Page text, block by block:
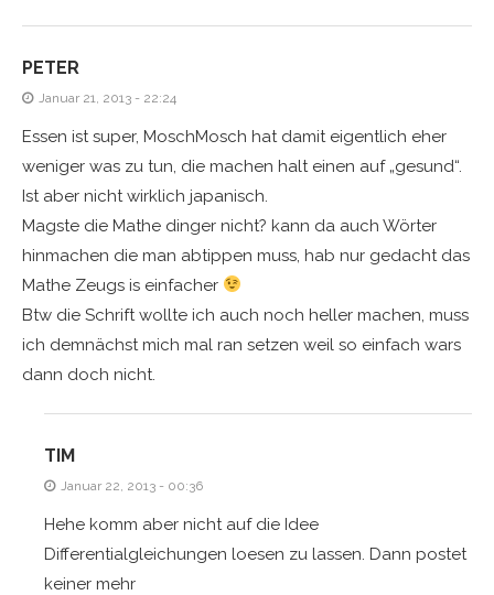
PETER
Januar 21, 2013 - 22:24
Essen ist super, MoschMosch hat damit eigentlich eher
weniger was zu tun, die machen halt einen auf „gesund“.
Ist aber nicht wirklich japanisch.
Magste die Mathe dinger nicht? kann da auch Wörter
hinmachen die man abtippen muss, hab nur gedacht das
Mathe Zeugs is einfacher
Btw die Schrift wollte ich auch noch heller machen, muss
ich demnächst mich mal ran setzen weil so einfach wars
dann doch nicht.
TIM
Januar 22, 2013 - 00:36
Hehe komm aber nicht auf die Idee
Differentialgleichungen loesen zu lassen. Dann postet
keiner mehr